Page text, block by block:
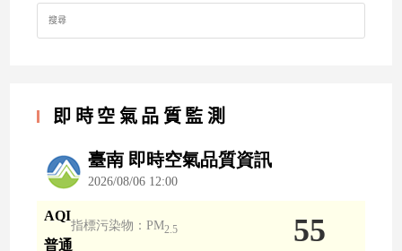
Search
for:
即時空氣品質監測